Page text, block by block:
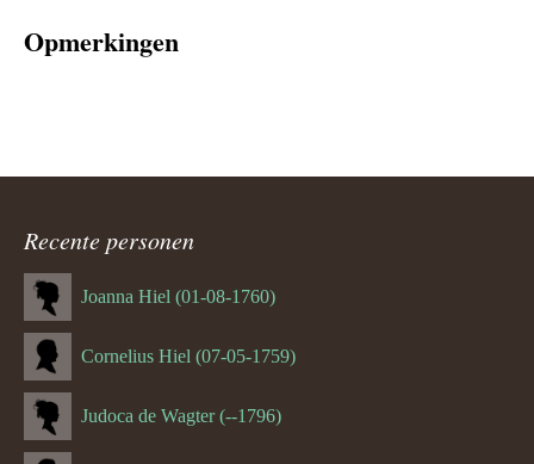
Opmerkingen
Recente personen
Joanna Hiel (01-08-1760)
Cornelius Hiel (07-05-1759)
Judoca de Wagter (--1796)